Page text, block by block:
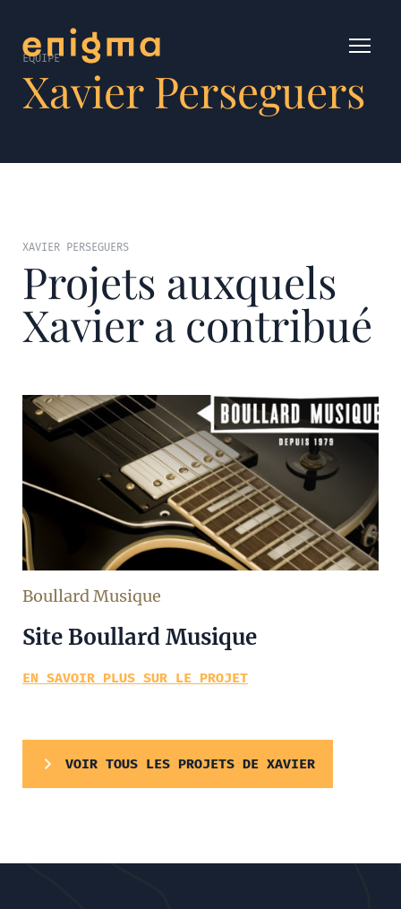
ÉQUIPE
Xavier Perseguers
XAVIER PERSEGUERS
Projets auxquels
Xavier a contribué
Boullard Musique
Site Boullard Musique
EN SAVOIR PLUS SUR LE PROJET
VOIR TOUS LES PROJETS DE XAVIER